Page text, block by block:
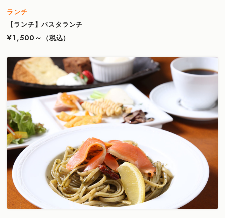
ランチ
【ランチ】パスタランチ
¥1,500～
（税込）